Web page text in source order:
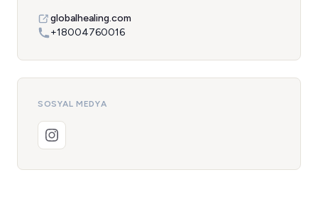
globalhealing.com
+18004760016
SOSYAL MEDYA